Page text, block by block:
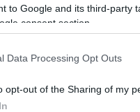
to Google and its third-party
consent section.
Data Processing Opt Outs
opt-out of the Sharing of my